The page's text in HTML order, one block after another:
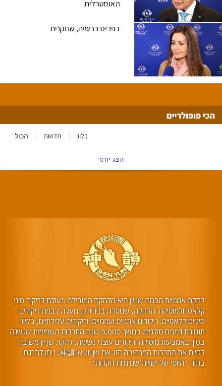
האוסטרלית
דפריס ברשיה, שחקנית
הכי פופולריים
הכול חדשות בלוג
הצג יותר
להקת אמנויות הבמה שן יון היא הלהקה המובילה בעולם לריקוד סיני
קלאסי ולמוסיקה. הלהקה, שנוסדה בניו יורק, מעלה לבמה ריקודים
סיניים קלאסיים, ריקודים אתניים ועממיים, וריקודים עלילתיים, בליווי
תזמורת וזמרים סולנים. במשך 5,000 שנה התרבות השמימית שגשגה
בסין. באמצעות מוסיקה וריקודים עוצרי נשימה, להקת שן יון משיבה
לחיים את התרבות המרהיבה הזו. את שן יון, או 神韻, ניתן לתרגם
בתור: "היופי של ישויות שמימיות רוקדות".